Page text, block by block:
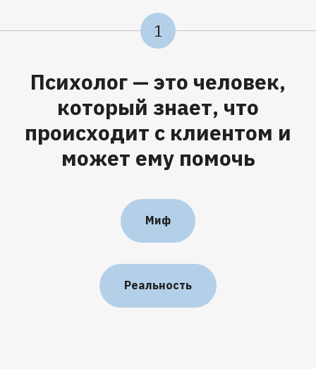
1
Психолог — это человек,
который знает, что
происходит с клиентом и
может ему помочь
Миф
Реальность